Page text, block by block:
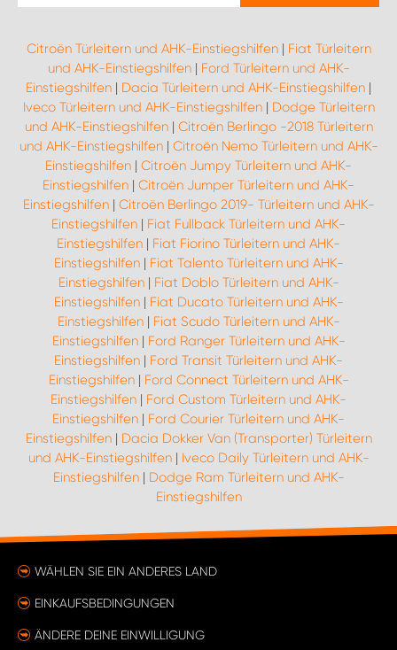
Citroën Türleitern und AHK-Einstiegshilfen| Fiat Türleitern
und AHK-Einstiegshilfen| Ford Türleitern und AHK-
Einstiegshilfen | Dacia Türleitern und AHK-Einstiegshilfen |
Iveco Türleitern und AHK-Einstiegshilfen| Dodge Türleitern
und AHK-Einstiegshilfen| Citroën Berlingo -2018 Türleitern
und AHK-Einstiegshilfen| Citroën Nemo Türleitern und AHK-
Einstiegshilfen | Citroën Jumpy Türleitern und AHK-
Einstiegshilfen | Citroën Jumper Türleitern und AHK-
Einstiegshilfen| Citroën Berlingo 2019- Türleitern und AHK-
Einstiegshilfen | Fiat Fullback Türleitern und AHK-
Einstiegshilfen | Fiat Fiorino Türleitern und AHK-
Einstiegshilfen| Fiat Talento Türleitern und AHK-
Einstiegshilfen| Fiat Doblo Türleitern und AHK-
Einstiegshilfen| Fiat Ducato Türleitern und AHK-
Einstiegshilfen| Fiat Scudo Türleitern und AHK-
Einstiegshilfen| Ford Ranger Türleitern und AHK-
Einstiegshilfen | Ford Transit Türleitern und AHK-
Einstiegshilfen| Ford Connect Türleitern und AHK-
Einstiegshilfen | Ford Custom Türleitern und AHK-
Einstiegshilfen | Ford Courier Türleitern und AHK-
Einstiegshilfen| Dacia Dokker Van (Transporter) Türleitern
und AHK-Einstiegshilfen| Iveco Daily Türleitern und AHK-
Einstiegshilfen| Dodge Ram Türleitern und AHK-
Einstiegshilfen
WÄHLEN SIE EIN ANDERES LAND
EINKAUFSBEDINGUNGEN
ÄNDERE DEINE EINWILLIGUNG